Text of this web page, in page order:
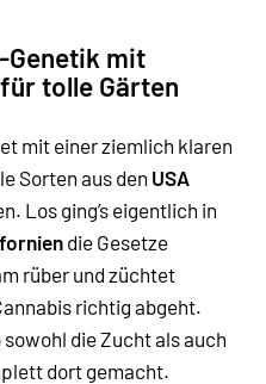
Genetik mit
tolle Gärten
mit einer ziemlich klaren
Sorten aus den USA
Los ging’s eigentlich in
die Gesetze
rüber und züchtet
richtig abgeht.
die Zucht als auch
dort gemacht.